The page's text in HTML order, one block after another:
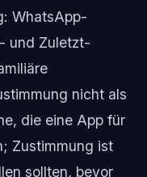
WhatsApp-
und Zuletzt-
nicht als
die eine App für
Zustimmung ist
sollten, bevor